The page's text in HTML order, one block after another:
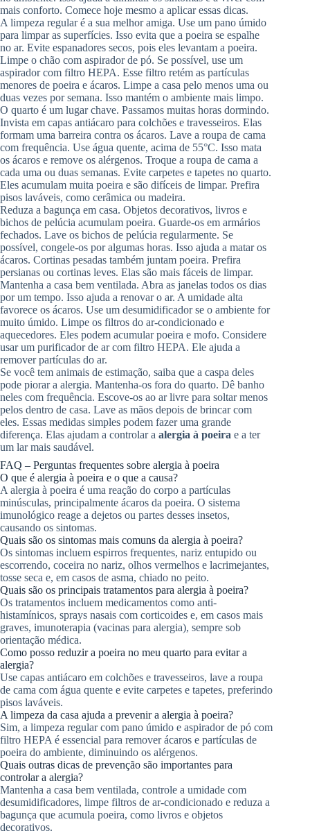
mais conforto. Comece hoje mesmo a aplicar essas dicas.
A limpeza regular é a sua melhor amiga. Use um pano úmido
para limpar as superfícies. Isso evita que a poeira se espalhe
no ar. Evite espanadores secos, pois eles levantam a poeira.
Limpe o chão com aspirador de pó. Se possível, use um
aspirador com filtro HEPA. Esse filtro retém as partículas
menores de poeira e ácaros. Limpe a casa pelo menos uma ou
duas vezes por semana. Isso mantém o ambiente mais limpo.
O quarto é um lugar chave. Passamos muitas horas dormindo.
Invista em capas antiácaro para colchões e travesseiros. Elas
formam uma barreira contra os ácaros. Lave a roupa de cama
com frequência. Use água quente, acima de 55°C. Isso mata
os ácaros e remove os alérgenos. Troque a roupa de cama a
cada uma ou duas semanas. Evite carpetes e tapetes no quarto.
Eles acumulam muita poeira e são difíceis de limpar. Prefira
pisos laváveis, como cerâmica ou madeira.
Reduza a bagunça em casa. Objetos decorativos, livros e
bichos de pelúcia acumulam poeira. Guarde-os em armários
fechados. Lave os bichos de pelúcia regularmente. Se
possível, congele-os por algumas horas. Isso ajuda a matar os
ácaros. Cortinas pesadas também juntam poeira. Prefira
persianas ou cortinas leves. Elas são mais fáceis de limpar.
Mantenha a casa bem ventilada. Abra as janelas todos os dias
por um tempo. Isso ajuda a renovar o ar. A umidade alta
favorece os ácaros. Use um desumidificador se o ambiente for
muito úmido. Limpe os filtros do ar-condicionado e
aquecedores. Eles podem acumular poeira e mofo. Considere
usar um purificador de ar com filtro HEPA. Ele ajuda a
remover partículas do ar.
Se você tem animais de estimação, saiba que a caspa deles
pode piorar a alergia. Mantenha-os fora do quarto. Dê banho
neles com frequência. Escove-os ao ar livre para soltar menos
pelos dentro de casa. Lave as mãos depois de brincar com
eles. Essas medidas simples podem fazer uma grande
diferença. Elas ajudam a controlar a alergia à poeira e a ter
um lar mais saudável.
FAQ – Perguntas frequentes sobre alergia à poeira
O que é alergia à poeira e o que a causa?
A alergia à poeira é uma reação do corpo a partículas
minúsculas, principalmente ácaros da poeira. O sistema
imunológico reage a dejetos ou partes desses insetos,
causando os sintomas.
Quais são os sintomas mais comuns da alergia à poeira?
Os sintomas incluem espirros frequentes, nariz entupido ou
escorrendo, coceira no nariz, olhos vermelhos e lacrimejantes,
tosse seca e, em casos de asma, chiado no peito.
Quais são os principais tratamentos para alergia à poeira?
Os tratamentos incluem medicamentos como anti-
histamínicos, sprays nasais com corticoides e, em casos mais
graves, imunoterapia (vacinas para alergia), sempre sob
orientação médica.
Como posso reduzir a poeira no meu quarto para evitar a
alergia?
Use capas antiácaro em colchões e travesseiros, lave a roupa
de cama com água quente e evite carpetes e tapetes, preferindo
pisos laváveis.
A limpeza da casa ajuda a prevenir a alergia à poeira?
Sim, a limpeza regular com pano úmido e aspirador de pó com
filtro HEPA é essencial para remover ácaros e partículas de
poeira do ambiente, diminuindo os alérgenos.
Quais outras dicas de prevenção são importantes para
controlar a alergia?
Mantenha a casa bem ventilada, controle a umidade com
desumidificadores, limpe filtros de ar-condicionado e reduza a
bagunça que acumula poeira, como livros e objetos
decorativos.